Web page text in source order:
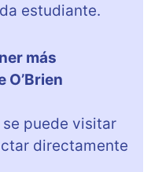
estudiante.
más
puede visitar
directamente